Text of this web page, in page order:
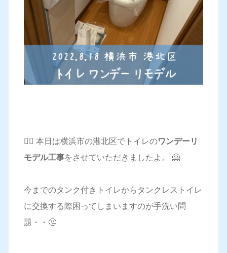
💁‍♀️ 本日は横浜市の港北区でトイレのワンデーリ
モデル工事をさせていただきましたよ。 🤗
今までのタンク付きトイレからタンクレストイレ
に交換する際困ってしまいますのが手洗い問
題・・🤔